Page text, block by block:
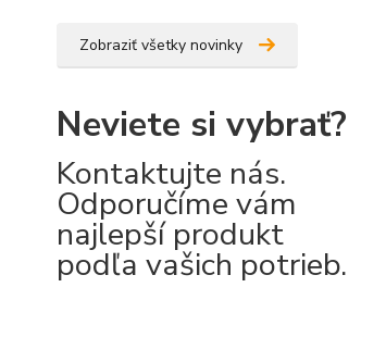
Zobraziť všetky novinky
Neviete si vybrať?
Kontaktujte nás.
Odporučíme vám
najlepší produkt
podľa vašich potrieb.